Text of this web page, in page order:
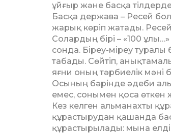
ұйғыр және басқа тілдерде
Басқа держава – Ресей
жарық көріп жатады.
Солардың бірі – «100
сонда. Біреу-міреу туралы
табады. Сөйтіп,
яғни оның тәрбиелік мәні
Осының бәрінде әдеби
емес, сонымен қоса
Кез келген альманахты
құрастырудан қашанда
құрастырылады: мына